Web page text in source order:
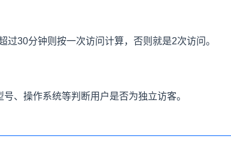
30分钟则按一次访问计算，否则就是2次访问。
、操作系统等判断用户是否为独立访客。